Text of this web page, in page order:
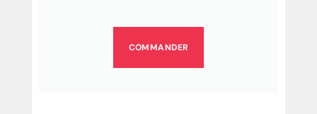
COMMANDER